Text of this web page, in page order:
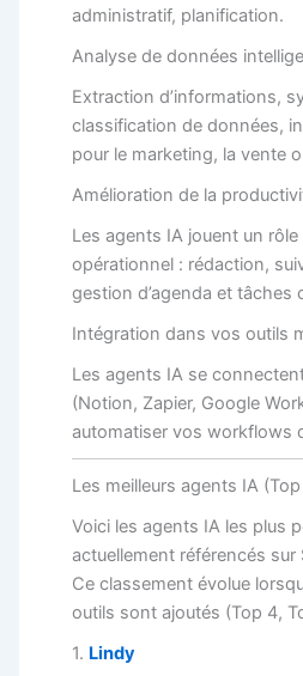
administratif, planification.
Analyse de données
Extraction d’informations,
classification de données,
pour le marketing, la vente
Amélioration de la
Les agents IA jouent un rôle
opérationnel : rédaction,
gestion d’agenda et tâches
Intégration dans vos outils
Les agents IA se
(Notion, Zapier, Google
automatiser vos workflows
Les meilleurs agents IA
Voici les agents IA les plus
actuellement référencés sur
Ce classement évolue
outils sont ajoutés (Top 4,
1. Lindy